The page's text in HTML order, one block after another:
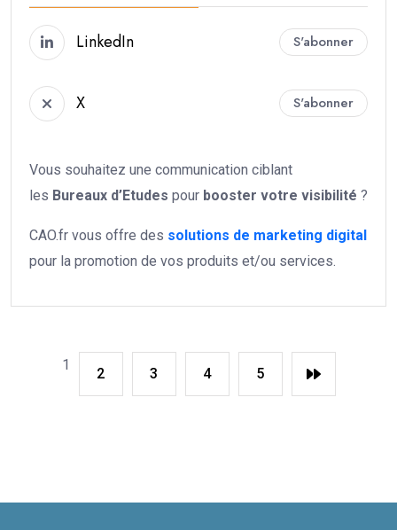
LinkedIn S'abonner
X S'abonner
Vous souhaitez une communication ciblant
les Bureaux d’Etudes pour booster votre visibilité ?
CAO.fr vous offre des solutions de marketing digital
pour la promotion de vos produits et/ou services.
1
2 3 4 5